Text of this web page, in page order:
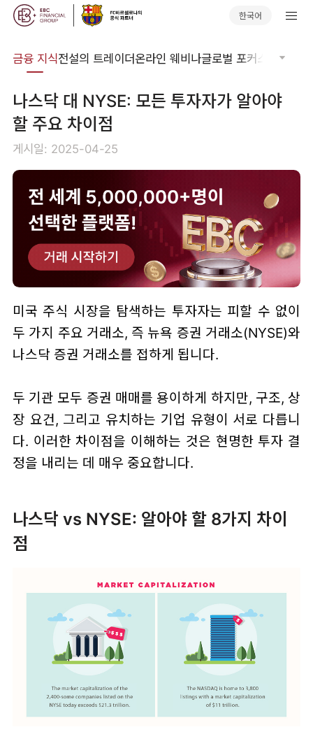
한국어
금융 지식전설의 트레이더온라인 웨비나글로벌 포커스 기술적
나스닥 대 NYSE: 모든 투자자가 알아야
할 주요 차이점
게시일: 2025-04-25
미국 주식 시장을 탐색하는 투자자는 피할 수 없이
두 가지 주요 거래소, 즉 뉴욕 증권 거래소(NYSE)와
나스닥 증권 거래소를 접하게 됩니다.
두 기관 모두 증권 매매를 용이하게 하지만, 구조, 상
장 요건, 그리고 유치하는 기업 유형이 서로 다릅니
다. 이러한 차이점을 이해하는 것은 현명한 투자 결
정을 내리는 데 매우 중요합니다.
나스닥 vs NYSE: 알아야 할 8가지 차이
점